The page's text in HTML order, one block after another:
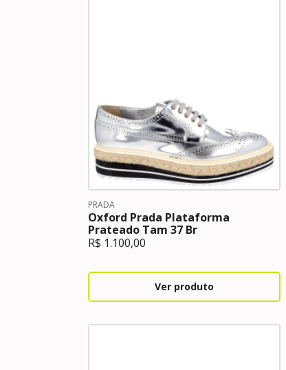
PRADA
Oxford Prada Plataforma
Prateado Tam 37 Br
R$ 1.100,00
Ver produto